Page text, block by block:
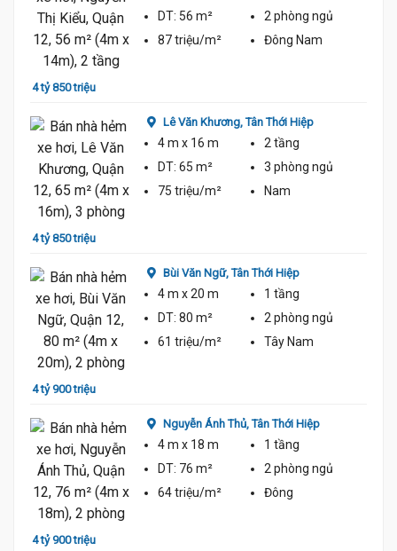
4 tỷ 850 triệu
DT: 56 m² 2 phòng ngủ
87 triệu/m²
Đông Nam
4 tỷ 850 triệu
Lê Văn Khương,Tân Thới Hiệp
4 m x 16 m
2 tầng
DT: 65 m² 3 phòng ngủ
75 triệu/m²
Nam
4 tỷ 900 triệu
Bùi Văn Ngữ,Tân Thới Hiệp
4 m x 20 m
1 tầng
DT: 80 m² 2 phòng ngủ
61 triệu/m²
Tây Nam
4 tỷ 900 triệu
Nguyễn Ánh Thủ,Tân Thới Hiệp
4 m x 18 m
1 tầng
DT: 76 m² 2 phòng ngủ
64 triệu/m²
Đông